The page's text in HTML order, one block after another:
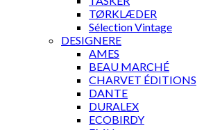
TØRKLÆDER
Sélection Vintage
DESIGNERE
AMES
BEAU MARCHÉ
CHARVET ÉDITIONS
DANTE
DURALEX
ECOBIRDY